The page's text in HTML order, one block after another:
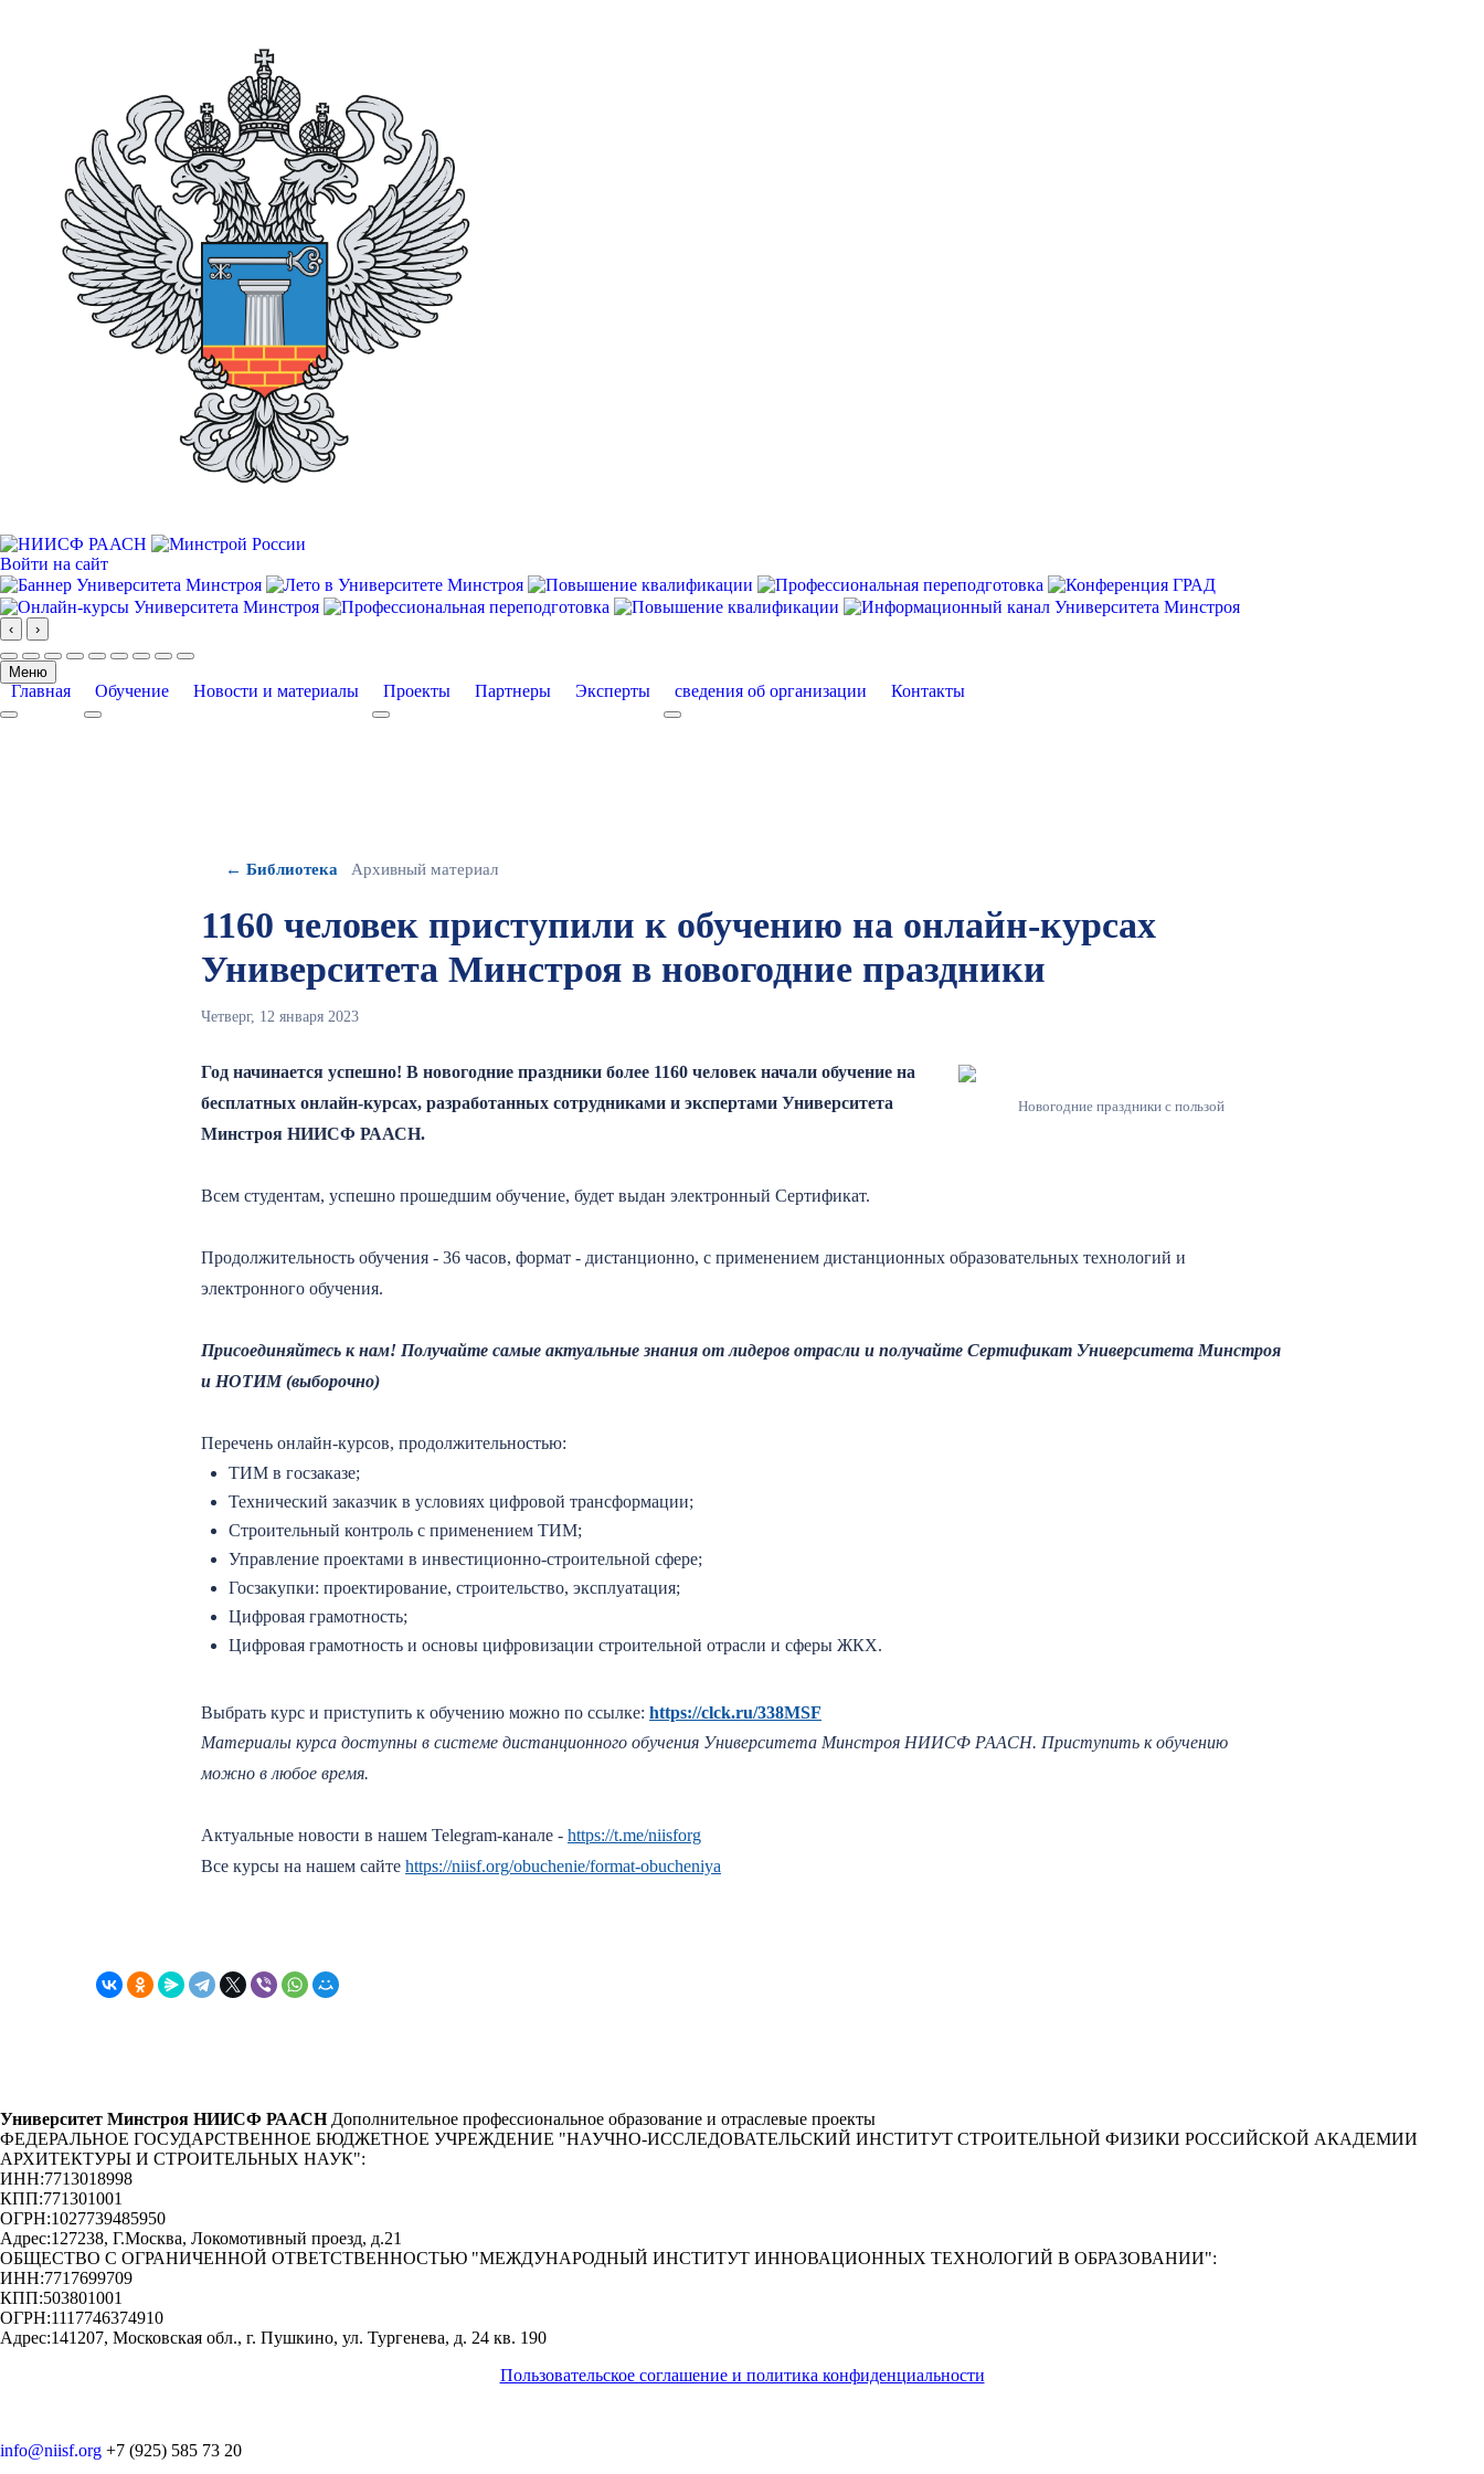
Войти на сайт
‹ ›
Меню
Главная
More about: Главная
Обучение
More about: Обучение
Новости и материалы Проекты
More about: Проекты
Партнеры Эксперты сведения об организации
More about: сведения об организации
Контакты
← Библиотека Архивный материал
1160 человек приступили к обучению на онлайн-курсах
Университета Минстроя в новогодние праздники
Четверг, 12 января 2023
Новогодние праздники с пользой
Год начинается успешно! В новогодние праздники более 1160 человек начали обучение на
бесплатных онлайн-курсах, разработанных сотрудниками и экспертами Университета
Минстроя НИИСФ РААСН.
Всем студентам, успешно прошедшим обучение, будет выдан электронный Сертификат.
Продолжительность обучения - 36 часов, формат - дистанционно, с применением дистанционных образовательных технологий и
электронного обучения.
Присоединяйтесь к нам! Получайте самые актуальные знания от лидеров отрасли и получайте Сертификат Университета Минстроя
и НОТИМ (выборочно)
Перечень онлайн-курсов, продолжительностью:
ТИМ в госзаказе;
Технический заказчик в условиях цифровой трансформации;
Строительный контроль с применением ТИМ;
Управление проектами в инвестиционно-строительной сфере;
Госзакупки: проектирование, строительство, эксплуатация;
Цифровая грамотность;
Цифровая грамотность и основы цифровизации строительной отрасли и сферы ЖКХ.
Выбрать курс и приступить к обучению можно по ссылке: https://clck.ru/338MSF
Материалы курса доступны в системе дистанционного обучения Университета Минстроя НИИСФ РААСН. Приступить к обучению
можно в любое время.
Актуальные новости в нашем Telegram-канале - https://t.me/niisforg
Все курсы на нашем сайте https://niisf.org/obuchenie/format-obucheniya
Университет Минстроя НИИСФ РААСН Дополнительное профессиональное образование и отраслевые проекты
ФЕДЕРАЛЬНОЕ ГОСУДАРСТВЕННОЕ БЮДЖЕТНОЕ УЧРЕЖДЕНИЕ "НАУЧНО-ИССЛЕДОВАТЕЛЬСКИЙ ИНСТИТУТ СТРОИТЕЛЬНОЙ ФИЗИКИ РОССИЙСКОЙ АКАДЕМИИ
АРХИТЕКТУРЫ И СТРОИТЕЛЬНЫХ НАУК":
ИНН:7713018998
КПП:771301001
ОГРН:1027739485950
Адрес:127238, Г.Москва, Локомотивный проезд, д.21
ОБЩЕСТВО С ОГРАНИЧЕННОЙ ОТВЕТСТВЕННОСТЬЮ "МЕЖДУНАРОДНЫЙ ИНСТИТУТ ИННОВАЦИОННЫХ ТЕХНОЛОГИЙ В ОБРАЗОВАНИИ":
ИНН:7717699709
КПП:503801001
ОГРН:1117746374910
Адрес:141207, Московская обл., г. Пушкино, ул. Тургенева, д. 24 кв. 190
Пользовательское соглашение и политика конфиденциальности
info@niisf.org +7 (925) 585 73 20